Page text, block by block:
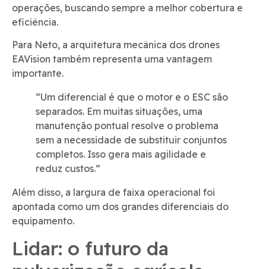
operações, buscando sempre a melhor cobertura e
eficiência.
Para Neto, a arquitetura mecânica dos drones
EAVision também representa uma vantagem
importante.
“Um diferencial é que o motor e o ESC são
separados. Em muitas situações, uma
manutenção pontual resolve o problema
sem a necessidade de substituir conjuntos
completos. Isso gera mais agilidade e
reduz custos.”
Além disso, a largura de faixa operacional foi
apontada como um dos grandes diferenciais do
equipamento.
Lidar: o futuro da